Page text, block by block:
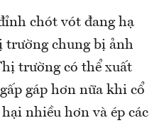
chót vót đang hạ
trường chung bị ảnh
trường có thể xuất
gáp hơn nữa khi cổ
nhiều hơn và ép các